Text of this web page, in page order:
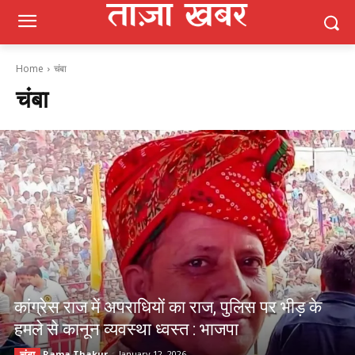
Home चंबा
चंबा
कांग्रेस राज में अपराधियों का राज, पुलिस पर भीड़ के
हमले से कानून व्यवस्था ध्वस्त : भाजपा